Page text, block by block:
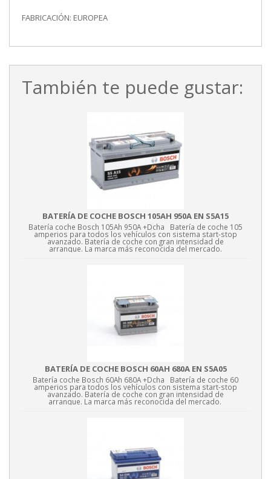
FABRICACIÓN: EUROPEA
También te puede gustar:
BATERÍA DE COCHE BOSCH 105AH 950A EN S5A15
Batería coche Bosch 105Ah 950A +Dcha Batería de coche 105
amperios para todos los vehículos con sistema start-stop
avanzado. Batería de coche con gran intensidad de
arranque. La marca más reconocida del mercado.
BATERÍA DE COCHE BOSCH 60AH 680A EN S5A05
Batería coche Bosch 60Ah 680A +Dcha Batería de coche 60
amperios para todos los vehículos con sistema start-stop
avanzado. Batería de coche con gran intensidad de
arranque. La marca más reconocida del mercado.